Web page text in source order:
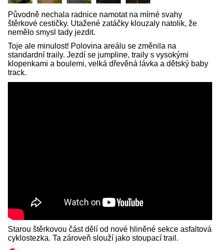
Původně nechala radnice namotat na mírné svahy
štěrkové cestičky. Utažené zatáčky klouzaly natolik, že
nemělo smysl tady jezdit.
Toje ale minulost! Polovina areálu se změnila na
standardní traily. Jezdí se jumpline, traily s vysokými
klopenkami a boulemi, velká dřevěná lávka a dětský baby
track.
Starou štěrkovou část dělí od nové hliněné sekce asfaltová
cyklostezka. Ta zároveň slouží jako stoupací trail.